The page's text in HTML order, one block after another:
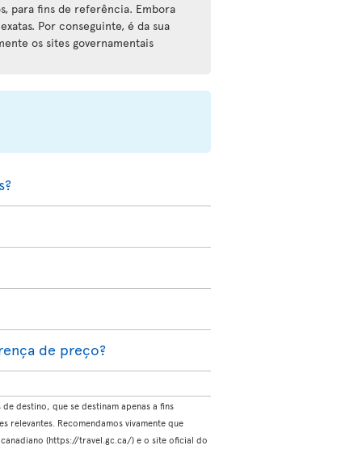
para fins de referência. Embora
Por conseguinte, é da sua
os sites governamentais
de preço?
destino, que se destinam apenas a fins
Recomendamos vivamente que
(https://travel.gc.ca/) e o site oficial do